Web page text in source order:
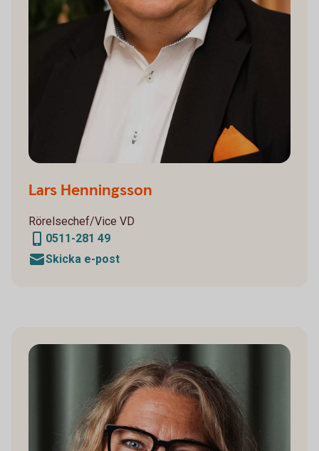
Lars Henningsson
Rörelsechef/Vice VD
0511-281 49
Skicka e-post